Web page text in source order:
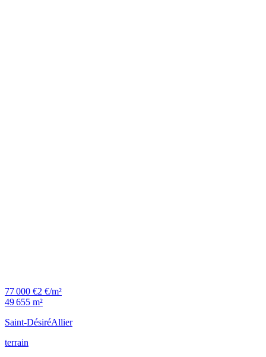
77 000 €2 €/m²
49 655 m²
Saint-DésiréAllier
terrain